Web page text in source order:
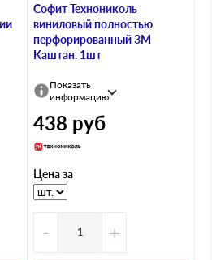
Софит Технониколь
виниловый полностью
перфорированный 3М
Каштан. 1шт
Показать
информацию
438 руб
Цена за
- +